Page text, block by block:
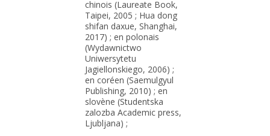
chinois (Laureate Book,
Taipei, 2005 ; Hua dong
shifan daxue, Shanghai,
2017) ; en polonais
(Wydawnictwo
Uniwersytetu
Jagiellonskiego, 2006) ;
en coréen (Saemulgyul
Publishing, 2010) ; en
slovène (Studentska
zalozba Academic press,
Ljubljana) ;